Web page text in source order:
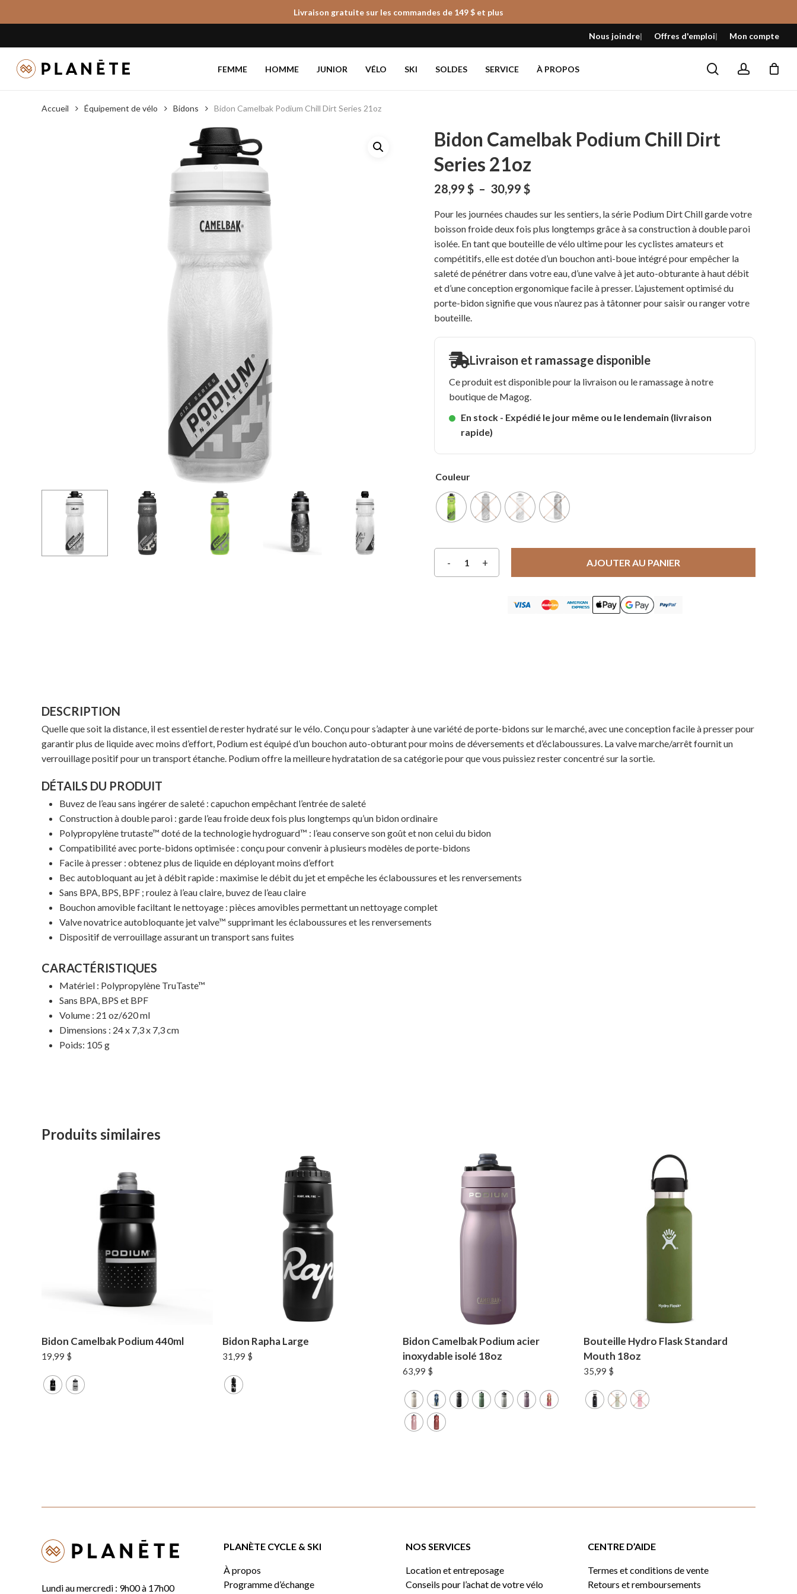
to
content
Livraison gratuite sur les commandes de 149 $ et plus
Nous joindre Offres d'emploi Mon compte
FEMME HOMME JUNIOR VÉLO SKI SOLDES SERVICE À PROPOS searchaccount
Fermer
le
panier
Accueil Équipement de vélo Bidons Bidon Camelbak Podium Chill Dirt Series 21oz
Bidon Camelbak Podium Chill Dirt
Series 21oz
28,99$ – 30,99$Plage
prix :
28,99 $
à
30,99 $
Pour les journées chaudes sur les sentiers, la série Podium Dirt Chill garde votre
boisson froide deux fois plus longtemps grâce à sa construction à double paroi
isolée. En tant que bouteille de vélo ultime pour les cyclistes amateurs et
compétitifs, elle est dotée d’un bouchon anti-boue intégré pour empêcher la
saleté de pénétrer dans votre eau, d’une valve à jet auto-obturante à haut débit
et d’une conception ergonomique facile à presser. L’ajustement optimisé du
porte-bidon signifie que vous n’aurez pas à tâtonner pour saisir ou ranger votre
bouteille.
Livraison et ramassage disponible
Ce produit est disponible pour la livraison ou le ramassage à notre
boutique de Magog.
En stock - Expédié le jour même ou le lendemain (livraison
rapide)
Couleur
AJOUTER AU PANIER
DESCRIPTION
Quelle que soit la distance, il est essentiel de rester hydraté sur le vélo. Conçu pour s’adapter à une variété de porte-bidons sur le marché, avec une conception facile à presser pour
garantir plus de liquide avec moins d’effort, Podium est équipé d’un bouchon auto-obturant pour moins de déversements et d’éclaboussures. La valve marche/arrêt fournit un
verrouillage positif pour un transport étanche. Podium offre la meilleure hydratation de sa catégorie pour que vous puissiez rester concentré sur la sortie.
DÉTAILS DU PRODUIT
Buvez de l’eau sans ingérer de saleté : capuchon empêchant l’entrée de saleté
Construction à double paroi : garde l’eau froide deux fois plus longtemps qu’un bidon ordinaire
Polypropylène trutaste™ doté de la technologie hydroguard™ : l’eau conserve son goût et non celui du bidon
Compatibilité avec porte-bidons optimisée : conçu pour convenir à plusieurs modèles de porte-bidons
Facile à presser : obtenez plus de liquide en déployant moins d’effort
Bec autobloquant au jet à débit rapide : maximise le débit du jet et empêche les éclaboussures et les renversements
Sans BPA, BPS, BPF ; roulez à l’eau claire, buvez de l’eau claire
Bouchon amovible faciltant le nettoyage : pièces amovibles permettant un nettoyage complet
Valve novatrice autobloquante jet valve™ supprimant les éclaboussures et les renversements
Dispositif de verrouillage assurant un transport sans fuites
CARACTÉRISTIQUES
Matériel : Polypropylène TruTaste™
Sans BPA, BPS et BPF
Volume : 21 oz/620 ml
Dimensions : 24 x 7,3 x 7,3 cm
Poids: 105 g
Produits similaires
Bidon Camelbak Podium 440ml
19,99 $
Bidon Rapha Large
31,99 $
Bidon Camelbak Podium acier
inoxydable isolé 18oz
63,99 $
Bouteille Hydro Flask Standard
Mouth 18oz
35,99 $
Lundi au mercredi : 9h00 à 17h00
PLANÈTE CYCLE & SKI
À propos
Programme d’échange
NOS SERVICES
Location et entreposage
Conseils pour l’achat de votre vélo
CENTRE D’AIDE
Termes et conditions de vente
Retours et remboursements